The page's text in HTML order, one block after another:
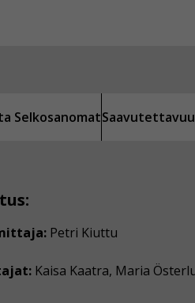
Selkosanomat
Petri Kiuttu
Kaisa Kaatra, Maria